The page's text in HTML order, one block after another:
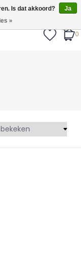
€55.
0
Is dat akkoord?
Ja
»